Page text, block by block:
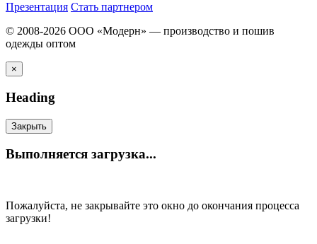
Презентация Стать партнером
© 2008-2026 ООО «Модерн» — производство и пошив
одежды оптом
×
Heading
Закрыть
Выполняется загрузка...
Пожалуйста, не закрывайте это окно до окончания процесса
загрузки!